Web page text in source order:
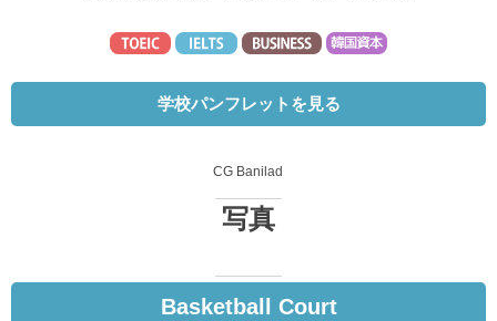
学校パンフレットを見る
CG Banilad
写真
Basketball Court